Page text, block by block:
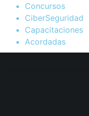
Concursos
CiberSeguridad
Capacitaciones
Acordadas